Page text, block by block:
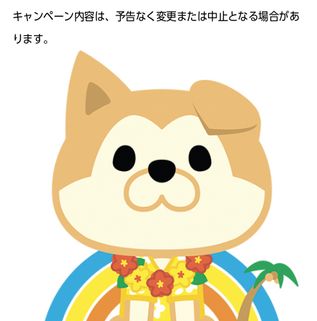
キャンペーン内容は、予告なく変更または中止となる場合があ
ります。